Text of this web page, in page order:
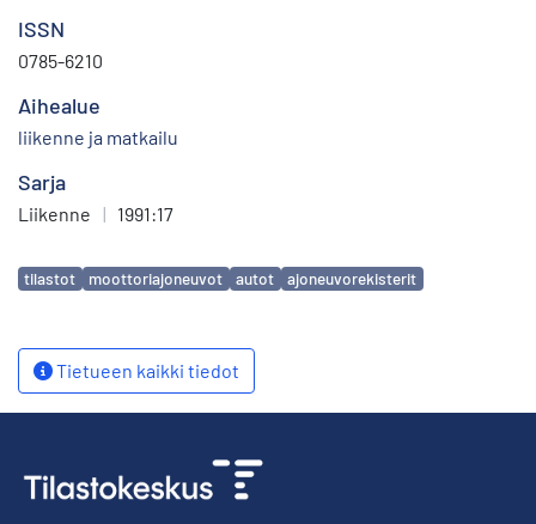
ISSN
0785-6210
Aihealue
liikenne ja matkailu
Sarja
Liikenne | 1991:17
Avainsanat
tilastot moottoriajoneuvot autot ajoneuvorekisterit
Tietueen kaikki tiedot